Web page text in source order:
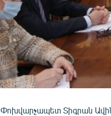
Փոխվարչապետ Տիգրան